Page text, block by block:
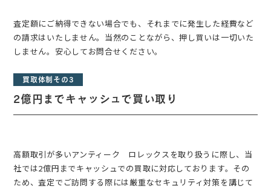
査定額にご納得できない場合でも、それまでに発生した経費など
の請求はいたしません。当然のことながら、押し買いは一切いた
しません。安心してお問合せください。
買取体制その3
2億円までキャッシュで買い取り
高額取引が多いアンティーク ロレックスを取り扱うに際し、当
社では2億円までキャッシュでの買取に対応しております。その
ため、査定でご訪問する際には厳重なセキュリティ対策を講じて